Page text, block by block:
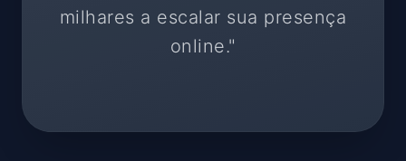
milhares a escalar sua presença
online."